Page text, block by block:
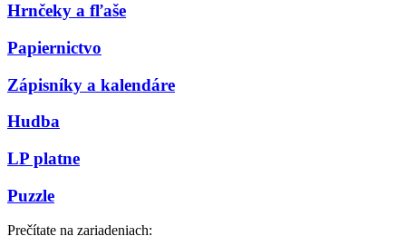
Hrnčeky a fľaše
Papiernictvo
Zápisníky a kalendáre
Hudba
LP platne
Puzzle
Prečítate na zariadeniach: